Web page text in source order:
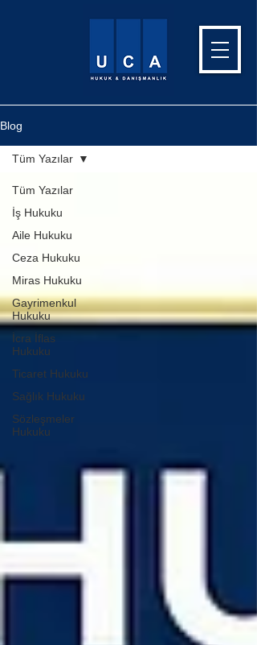
Blog
Tüm Yazılar
İş Hukuku
Aile Hukuku
Ceza Hukuku
Miras Hukuku
Gayrimenkul
Hukuku
İcra İflas
Hukuku
Ticaret Hukuku
Sağlık Hukuku
Sözleşmeler
Hukuku
Tüm Yazılar